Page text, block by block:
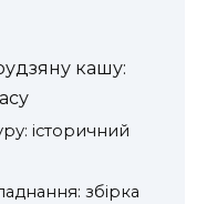
кашу:
історичний
збірка